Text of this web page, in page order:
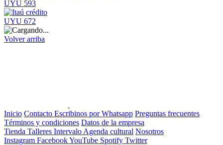
UYU 593
UYU 672
Volver arriba
Inicio Contacto Escribinos por Whatsapp Preguntas frecuentes
Términos y condiciones Datos de la empresa
Tienda Talleres Intervalo Agenda cultural Nosotros
Instagram FacebookYouTube Spotify Twitter